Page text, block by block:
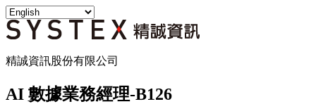
精誠資訊股份有限公司
AI 數據業務經理-B126